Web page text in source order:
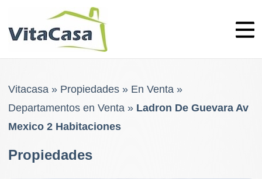
Vitacasa» Propiedades» En Venta»
Departamentos en Venta» Ladron De Guevara Av
Mexico 2 Habitaciones
Propiedades